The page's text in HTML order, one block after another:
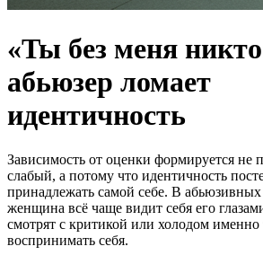
«Ты без меня
абьюзер ломает
идентичность
Зависимость от оценки формируется не
слабый, а потому что идентичность
принадлежать самой себе. В
женщина всё чаще видит себя его
смотрят с критикой или холодом именно
воспринимать себя.